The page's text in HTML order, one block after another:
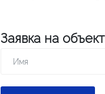
Заявка на объект